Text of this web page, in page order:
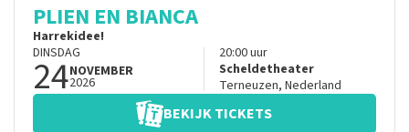
PLIEN EN BIANCA
Harrekidee!
DINSDAG
24NOVEMBER
2026
20:00uur
Scheldetheater
Terneuzen, Nederland
BEKIJK TICKETS